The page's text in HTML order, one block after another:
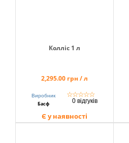
Колліс 1 л
2,295.00 грн / л
Виробник
Басф
☆☆☆☆☆
0 відгуків
Є у наявності